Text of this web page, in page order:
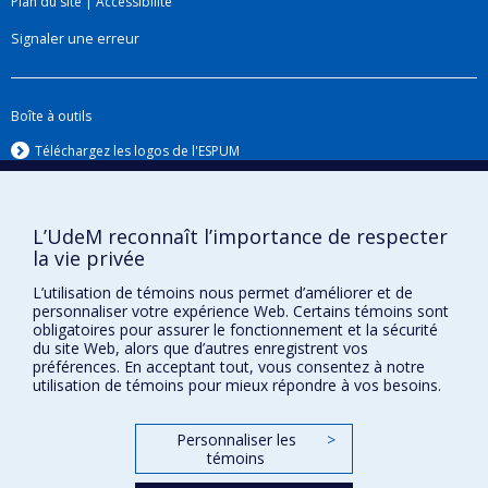
partenariat avec plusieurs collaborateurs, j’évalue
présentement une méthode de contrôle
2. Prévision des maladies infectieuses et
Je m’intéresse à l’application de méthodes de
prévisions et l’utilisation de flux de données pour
estimer les fardeaux de maladies, et plus
récemment à l’exploration des méthodes
d’apprentissage automatique. J’utilise aussi des
méthodes spatio-temporelles pour comprendre
les patrons d’émergences des maladies et de
leurs déterminants, ainsi que d’identifier les
régions et les périodes de temps à risques.
Signaler une erreur
Boîte à outils
Téléchargez les logos de l'ESPUM
Confidentialité
Paramètres des témoins
L’UdeM reconnaît l’importance de respecter
la vie privée
L’utilisation de témoins nous permet d’améliorer et de
personnaliser votre expérience Web. Certains témoins sont
obligatoires pour assurer le fonctionnement et la sécurité
du site Web, alors que d’autres enregistrent vos
préférences. En acceptant tout, vous consentez à notre
utilisation de témoins pour mieux répondre à vos besoins.
Personnaliser les
témoins
>